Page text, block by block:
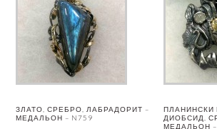
ЗЛАТО, СРЕБРО, ЛАБРАДОРИТ –
МЕДАЛЬОН – N759
ПЛАНИНСКИ
ДИОБСИД,
МЕДАЛЬОН –